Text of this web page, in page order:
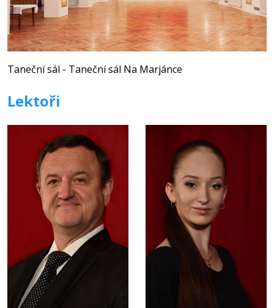
Taneční sál - Taneční sál Na Marjánce
Lektoři